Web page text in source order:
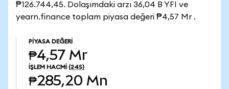
₱126.744,45. Dolaşımdaki arzı 36,04 B YFI ve
yearn.finance toplam piyasa değeri ₱4,57 Mr .
PIYASA DEĞERI
₱4,57 Mr
İŞLEM HACMI (24S)
₱285,20 Mn